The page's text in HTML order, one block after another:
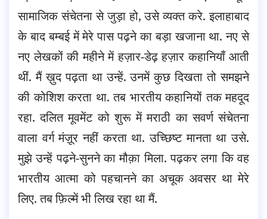
सामाजिक संचेतना से जुड़ा हो, उसे व्यक्त करे. इलाहाबाद
के बाद बम्बई में मेरे पास पढ़ने का बड़ा खजाना था. नए से
नए लेखकों की महीने में हज़ार-डेढ़ हज़ार कहानियाँ आती
थीं. मैं ख़ुद पढ़ता था उन्हें. उनमें कुछ दिखता तो समझने
की कोशिश करता था. तब भारतीय कहानियों तक महदूद
रहा. दलित मूवमेंट को शुरू में मराठी का सवर्ण संचेतना
वाला वर्ग मंज़ूर नहीं करता था. उच्छिष्ट मानता था उसे.
मुझे उन्हें पढ़ने-सुनने का मौक़ा मिला. पढ़कर लगा कि वह
भारतीय आत्मा को पहचानने का अचूक अवसर था मेरे
लिए. तब फ़िल्में भी लिख रहा था मैं.